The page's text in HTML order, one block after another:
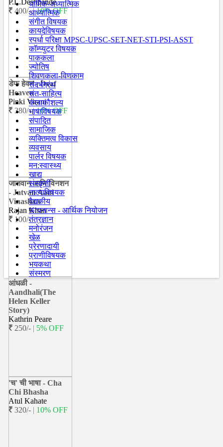
P.L.Deshpande
400/-| 10% OFF
डेफ हेवन - Deaf
Heaven
Pinki Virani
380/-| 10% OFF
जातवान आणि विनशन
- Jatvan Aani
Vinashan
Rajan Khan
100/-
आंधळी -
Aandhali(The
Helen Keller
Story)
Kathrin Peare
250/- | 5% OFF
'च' ची भाषा - Cha
Chi Bhasha
Atul Kahate
320/- | 10% OFF
धार्मिक-अध्यात्मिक
आध्यात्मिक
संगीत विषयक
कायदेविषयक
स्पर्धा परिक्षा MPSC-UPSC-SET-NET-STI-PSI-ASST
कॉम्प्युटर विषयक
पाककला
ज्योतिष
शिवणकला-विणकाम
संदर्भग्रंथ
संत-साहित्य
कलाकौशल्य
भाषाविषयक
संपादित
सामाजिक
व्यक्तिमत्व विकास
व्यवसाय
पार्लर विषयक
मन:स्वास्थ्य
खाद्य
संस्कृती
नात्याविषयक
वैद्यकीय
फायनान्स - आर्थिक नियोजन
तंत्रज्ञान
मनोरंजन
खेळ
प्रेरणादायी
प्राणीविषयक
भयकथा
संस्मरण